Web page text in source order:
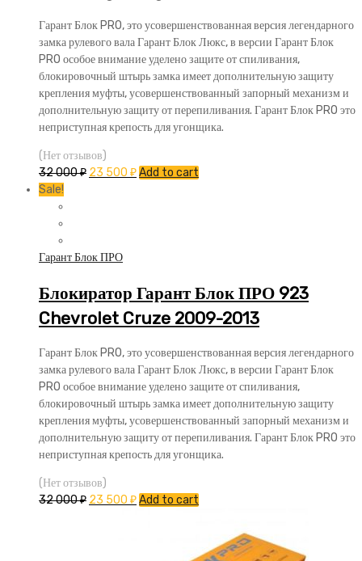
Гарант Блок PRO, это усовершенствованная версия легендарного
замка рулевого вала Гарант Блок Люкс, в версии Гарант Блок
PRO особое внимание уделено защите от спиливания,
блокировочный штырь замка имеет дополнительную защиту
крепления муфты, усовершенствованный запорный механизм и
дополнительную защиту от перепиливания. Гарант Блок PRO это
неприступная крепость для угонщика.
(Нет отзывов)
32 000₽ 23 500 ₽Add to cart
Sale!
Гарант Блок ПРО
Блокиратор Гарант Блок ПРО 923
Chevrolet Cruze 2009-2013
Гарант Блок PRO, это усовершенствованная версия легендарного
замка рулевого вала Гарант Блок Люкс, в версии Гарант Блок
PRO особое внимание уделено защите от спиливания,
блокировочный штырь замка имеет дополнительную защиту
крепления муфты, усовершенствованный запорный механизм и
дополнительную защиту от перепиливания. Гарант Блок PRO это
неприступная крепость для угонщика.
(Нет отзывов)
32 000₽ 23 500 ₽Add to cart